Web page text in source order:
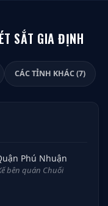
SẮT GIA ĐỊNH
CÁC TỈNH KHÁC (7)
Phú Nhuận
bên quán Chuối